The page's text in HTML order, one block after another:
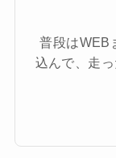
普段はWEB
込んで、走